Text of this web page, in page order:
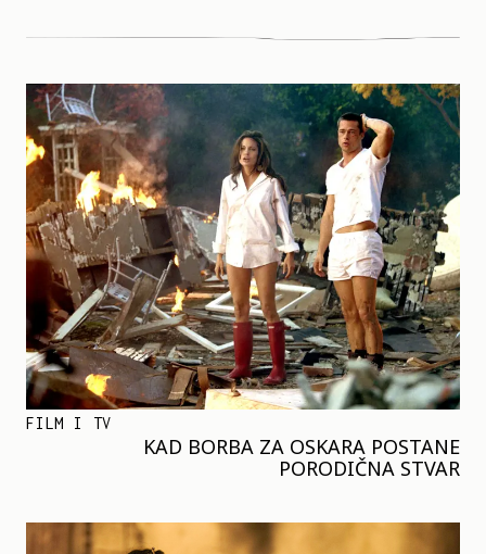
FILM I TV
KAD BORBA ZA OSKARA POSTANE
PORODIČNA STVAR